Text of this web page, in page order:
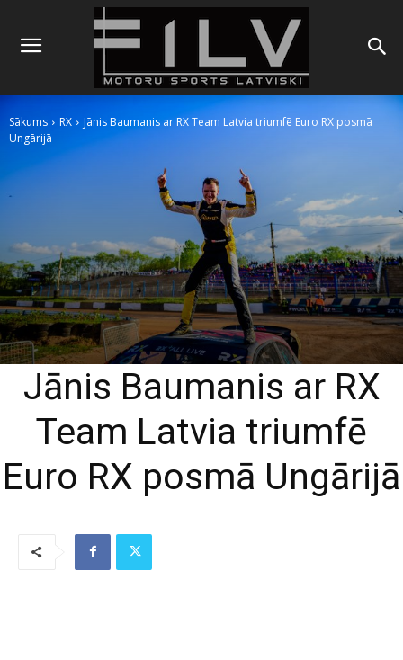
Sākums RX
Jānis Baumanis ar RX Team Latvia triumfē Euro RX posmā
Ungārijā
Jānis Baumanis ar RX
Team Latvia triumfē
Euro RX posmā Ungārijā